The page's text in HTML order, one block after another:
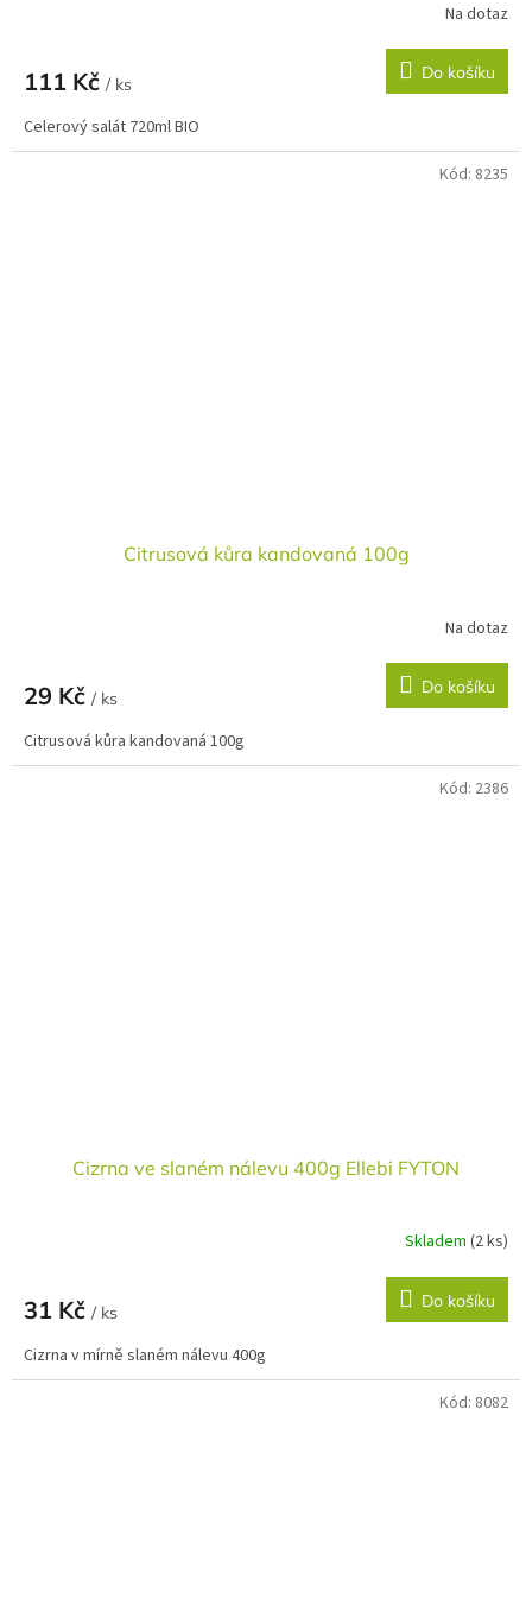
Na dotaz
111 Kč / ks
Do košíku
Celerový salát 720ml BIO
Citrusová kůra kandovaná 100g
Na dotaz
29 Kč / ks
Do košíku
Citrusová kůra kandovaná 100g
Kód: 8235
Cizrna ve slaném nálevu 400g Ellebi FYTON
Skladem (2 ks)
31 Kč / ks
Do košíku
Cizrna v mírně slaném nálevu 400g
Kód: 2386
Kód: 8082